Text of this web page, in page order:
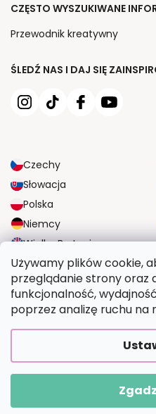
Używamy plików cookie,
przeglądanie strony oraz
funkcjonalność,
poprzez analizę ruchu na
ŚLEDŹ NAS I DAJ SIĘ
Czechy
Słowacja
Polska
Niemcy
Wielka Brytania
CZĘSTO WYSZUKIWANE
Przewodnik kreatywny
NIEZAWODNE OPCJE
BEZPIECZNE OPCJE
Opracował Shoptet